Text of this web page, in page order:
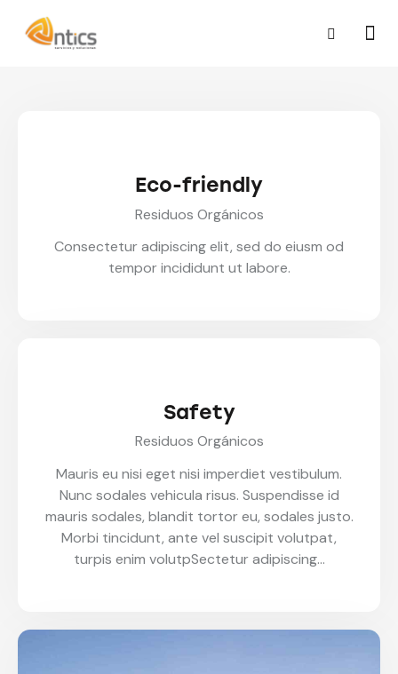
Eco-friendly
Residuos Orgánicos
Consectetur adipiscing elit, sed do eiusm od
tempor incididunt ut labore.
Safety
Residuos Orgánicos
Mauris eu nisi eget nisi imperdiet vestibulum.
Nunc sodales vehicula risus. Suspendisse id
mauris sodales, blandit tortor eu, sodales justo.
Morbi tincidunt, ante vel suscipit volutpat,
turpis enim volutpSectetur adipiscing…